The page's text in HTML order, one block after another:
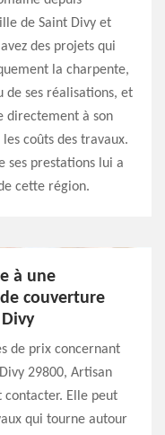
de Saint Divy et
des projets qui
la charpente,
de ses réalisations, et
directement à son
coûts des travaux.
ses prestations lui a
cette région.
à une
couverture
de prix concernant
29800, Artisan
contacter. Elle peut
qui tourne autour